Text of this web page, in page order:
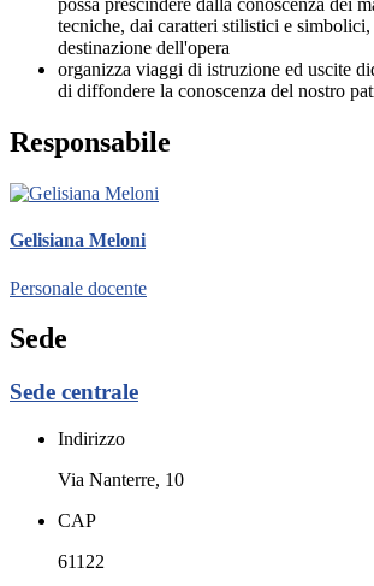
possa prescindere dalla conoscenza dei
tecniche, dai caratteri stilistici e
destinazione dell'opera
organizza viaggi di istruzione ed uscite
di diffondere la conoscenza del nostro
Responsabile
Gelisiana Meloni
Personale docente
Sede
Sede centrale
Indirizzo
Via Nanterre, 10
CAP
61122